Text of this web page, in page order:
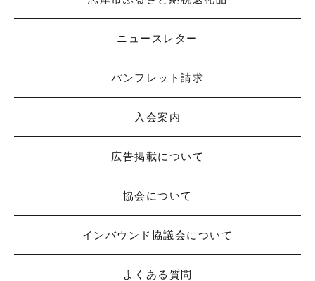
ニュースレター
パンフレット請求
入会案内
広告掲載について
協会について
インバウンド協議会について
よくある質問